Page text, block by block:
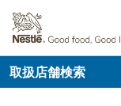
取扱店舗検索